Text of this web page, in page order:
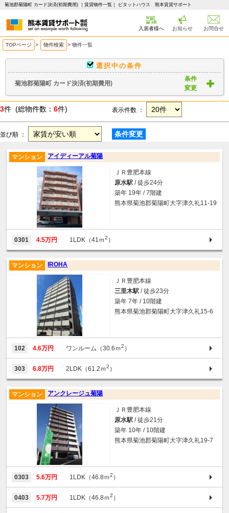
菊池郡菊陽町 カード決済(初期費用) ｜賃貸物件一覧｜ ピタットハウス 熊本賃貸サポート
入居者様へ お知らせ お問合せ
TOPページ > 物件検索 > 物件一覧
選択中の条件
菊池郡菊陽町 カード決済(初期費用)
条件
変更
3件 (総物件数： 6件) 表示件数 ：
並び順 ： 条件変更
アイディーアル菊陽
マンション
ＪＲ豊肥本線
原水駅 / 徒歩24分
築年 19年 / 7階建
熊本県菊池郡菊陽町大字津久礼11-19
0301 4.5万円 1LDK（41ｍ2 ）
IROHA
マンション
ＪＲ豊肥本線
三里木駅 / 徒歩23分
築年 7年 / 10階建
熊本県菊池郡菊陽町大字津久礼15-6
102 4.6万円 ワンルーム（30.6ｍ2 ）
303 6.8万円 2LDK（61.2ｍ2 ）
アンクレージュ菊陽
マンション
ＪＲ豊肥本線
原水駅 / 徒歩21分
築年 10年 / 10階建
熊本県菊池郡菊陽町大字津久礼19-7
0303 5.6万円 1LDK（46.8ｍ2 ）
0403 5.7万円 1LDK（46.8ｍ2 ）